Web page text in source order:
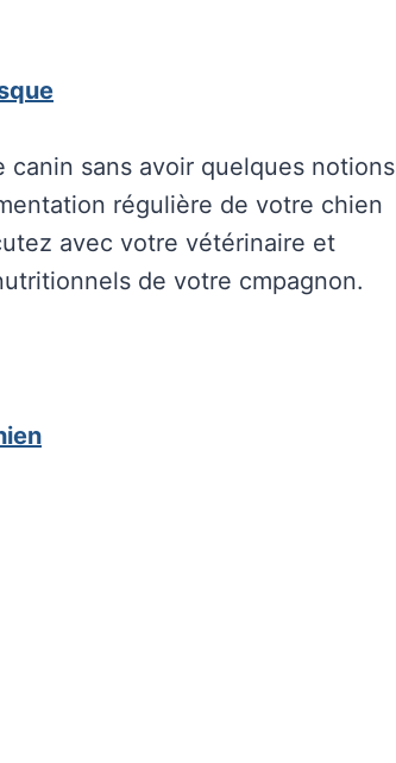
canin sans avoir quelques notions
régulière de votre chien
avec votre vétérinaire et
de votre cmpagnon.